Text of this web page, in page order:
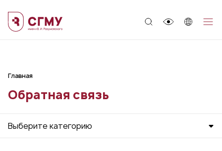
Главная
Обратная связь
Выберите категорию